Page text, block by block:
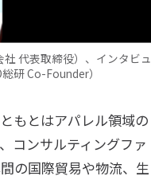
代表取締役）、インタビュ
研 Co-Founder​）
もとはアパレル領域の
コンサルティングファ
の国際貿易や物流、生